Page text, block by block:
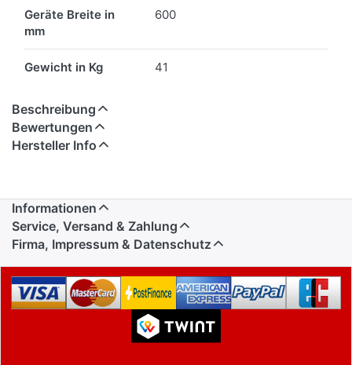
Geräte Breite in
mm
600
Gewicht in Kg 41
Beschreibung
Bewertungen
Hersteller Info
Informationen
Service, Versand & Zahlung
Firma, Impressum & Datenschutz